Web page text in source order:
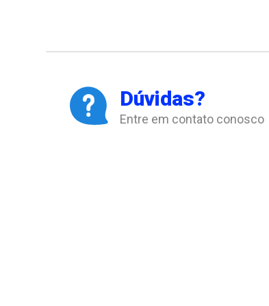
Dúvidas?
Entre em contato conosco